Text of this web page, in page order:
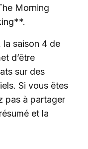
Morning
la saison 4 de
d’être
sur des
Si vous êtes
pas à partager
et la